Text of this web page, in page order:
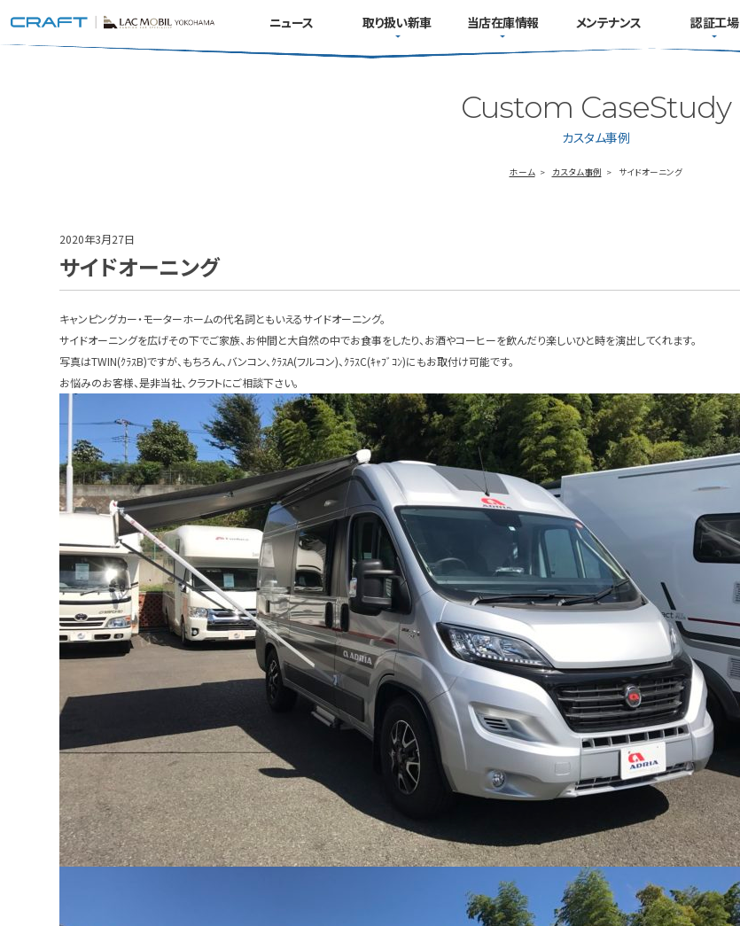
ニュース 取り扱い新車 当店在庫情報 メンテナンス 認証工場
Custom CaseStudy
カスタム事例
ホーム カスタム事例 サイドオーニング
2020年3月27日
サイドオーニング
キャンピングカー・モーターホームの代名詞ともいえるサイドオーニング。
サイドオーニングを広げその下でご家族、お仲間と大自然の中でお食事をしたり、お酒やコーヒーを飲んだり楽しいひと時を演出してくれます。
写真はTWIN(ｸﾗｽB)ですが、もちろん、バンコン、ｸﾗｽA(フルコン)、ｸﾗｽC(ｷｬﾌﾞｺﾝ)にもお取付け可能です。
お悩みのお客様、是非当社、クラフトにご相談下さい。